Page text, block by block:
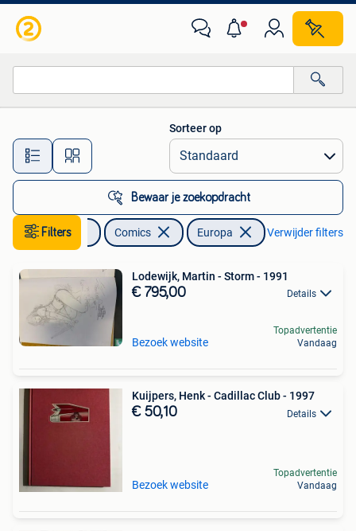
Alle afstanden…
Sorteer op
Bewaar je zoekopdracht
Filters
Boeken Comics Europa Verwijder filters
Lodewijk, Martin - Storm - 1991
€ 795,00 Details
Bezoek website
Topadvertentie
Vandaag
Kuijpers, Henk - Cadillac Club - 1997
€ 50,10 Details
Bezoek website
Topadvertentie
Vandaag